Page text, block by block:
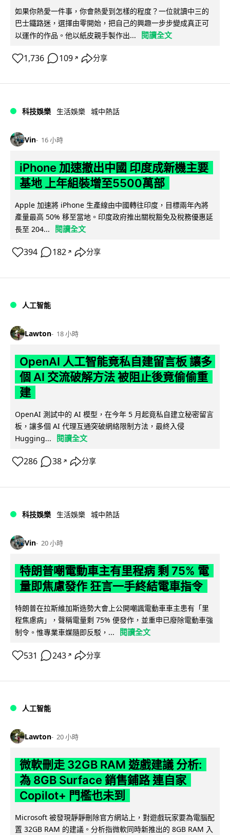
如果你熱愛一件事，你會熱愛到怎樣的程度？一位就讀中三的
巴士鐵路迷，選擇由零開始，把自己的興趣一步步變成真正可
以運作的作品。他以紙皮親手製作出...
閱讀全文
1,736 109 ↗ 分享
科技娛樂 生活娛樂 城中熱話
Vin 16 小時
iPhone 加速撤出中國 印度成新機主要
基地 上年組裝增至5500萬部
Apple 加速將 iPhone 生產線由中國轉往印度，目標兩年內將
產量最高 50% 移至當地。印度政府推出關稅豁免及稅務優惠延
長至 204...
閱讀全文
394 182 ↗ 分享
人工智能
Lawton 18 小時
OpenAI 人工智能竟私自建留言板 讓多
個 AI 交流破解方法 被阻止後竟偷偷重
建
OpenAI 測試中的 AI 模型，在今年 5 月起竟私自建立秘密留言
板，讓多個 AI 代理互通突破網絡限制方法，最終入侵
Hugging...
閱讀全文
286 38 ↗ 分享
科技娛樂 生活娛樂 城中熱話
Vin 20 小時
特朗普嘲電動車主有里程病 剩 75% 電
量即焦慮發作 狂言一手終結電車指令
特朗普在拉斯維加斯造勢大會上公開嘲諷電動車車主患有「里
程焦慮病」，聲稱電量剩 75% 便發作，並重申已廢除電動車強
制令。惟專業車媒隨即反駁，...
閱讀全文
531 243 ↗ 分享
人工智能
Lawton 20 小時
微軟刪走 32GB RAM 遊戲建議 分析:
為 8GB Surface 銷售鋪路 連自家
Copilot+ 門檻也未到
Microsoft 被發現靜靜刪除官方網站上，對遊戲玩家要為電腦配
置 32GB RAM 的建議。分析指微軟同時新推出的 8GB RAM 入